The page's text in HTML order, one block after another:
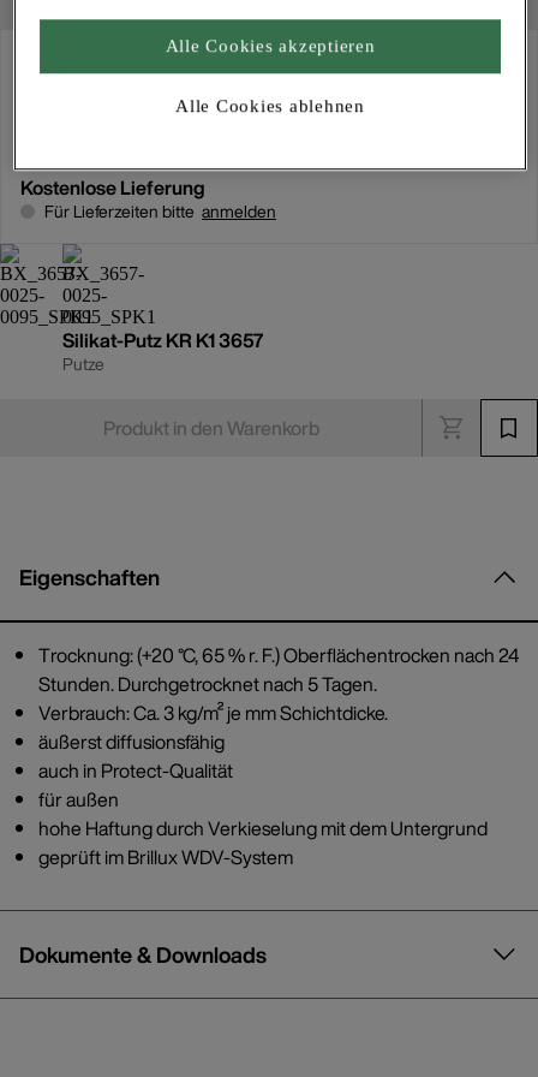
Kostenlose Lieferung
Für Lieferzeiten bitte anmelden
Silikat-Putz KR K1 3657
Putze
Produkt in den Warenkorb
Eigenschaften
Trocknung: (+20 °C, 65 % r. F.) Oberflächentrocken nach 24
Stunden. Durchgetrocknet nach 5 Tagen.
Verbrauch: Ca. 3 kg/m² je mm Schichtdicke.
äußerst diffusionsfähig
auch in Protect-Qualität
für außen
hohe Haftung durch Verkieselung mit dem Untergrund
geprüft im Brillux WDV-System
Dokumente & Downloads
Alle Cookies ablehnen
Alle Cookies akzeptieren